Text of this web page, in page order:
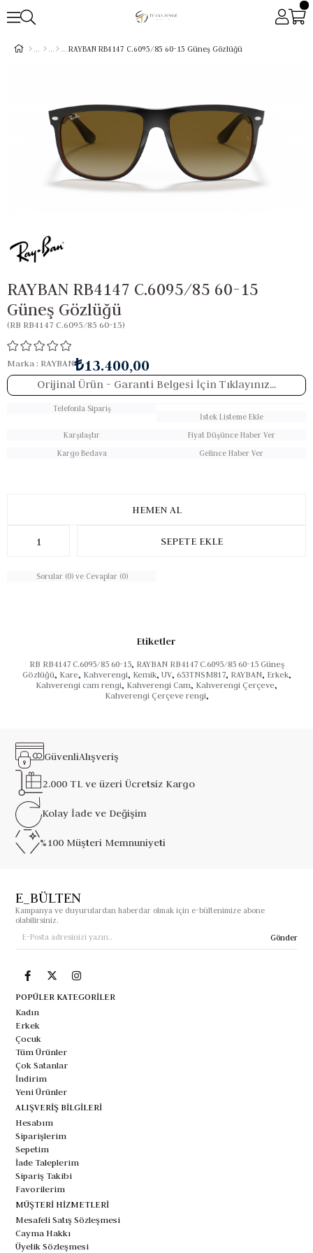
RAYBAN RB4147 C.6095/85 60-15 Güneş Gözlüğü
RAYBAN RB4147 C.6095/85 60-15
Güneş Gözlüğü
(RB RB4147 C.6095/85 60-15)
Marka : RAYBAN₺13.400,00
Orijinal Ürün - Garanti Belgesi İçin Tıklayınız...
Telefonla Sipariş
İstek Listeme Ekle
Karşılaştır
Fiyat Düşünce Haber Ver
Kargo Bedava
Gelince Haber Ver
Sorular (0) ve Cevaplar (0)
Etiketler
RB RB4147 C.6095/85 60-15, RAYBAN RB4147 C.6095/85 60-15 Güneş
Gözlüğü, Kare, Kahverengi, Kemik, UV, 653TNSM817, RAYBAN, Erkek,
Kahverengi cam rengi, Kahverengi Cam, Kahverengi Çerçeve,
Kahverengi Çerçeve rengi,
GüvenliAlışveriş
2.000 TL ve üzeriÜcretsiz Kargo
Kolay İade ve Değişim
%100 Müşteri Memnuniyeti
E_BÜLTEN
Kampanya ve duyurulardan haberdar olmak için e-bültenimize abone
olabilirsiniz.
Gönder
POPÜLER KATEGORİLER
Kadın
Erkek
Çocuk
Tüm Ürünler
Çok Satanlar
İndirim
Yeni Ürünler
ALIŞVERİŞ BİLGİLERİ
Hesabım
Siparişlerim
Sepetim
İade Taleplerim
Sipariş Takibi
Favorilerim
MÜŞTERİ HİZMETLERİ
Mesafeli Satış Sözleşmesi
Cayma Hakkı
Üyelik Sözleşmesi